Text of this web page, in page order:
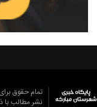
تمام حقوق
نشر مطالب با